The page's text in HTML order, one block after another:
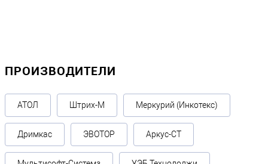
ПРОИЗВОДИТЕЛИ
АТОЛ Штрих-М Меркурий (Инкотекс)
Дримкас ЭВОТОР Аркус-СТ